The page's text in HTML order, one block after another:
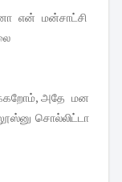
என் மன்சாட்சி
அதே மன
சொல்லிட்டா